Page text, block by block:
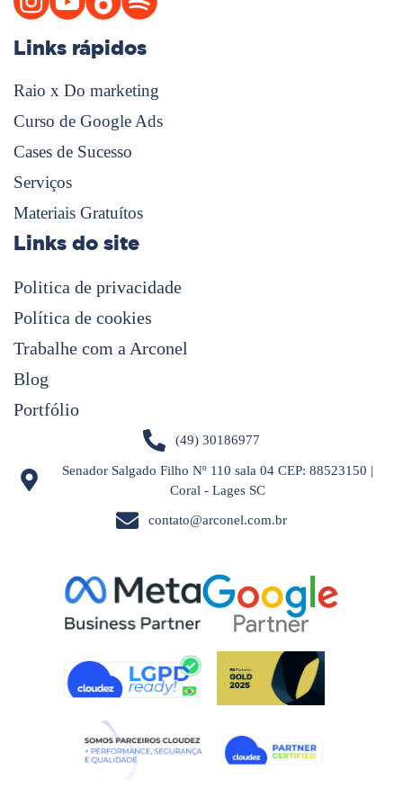
Links rápidos
Raio x Do marketing
Curso de Google Ads
Cases de Sucesso
Serviços
Materiais Gratuítos
Links do site
Politica de privacidade
Política de cookies
Trabalhe com a Arconel
Blog
Portfólio
(49) 30186977
Senador Salgado Filho Nº 110 sala 04 CEP: 88523150 |
Coral - Lages SC
contato@arconel.com.br